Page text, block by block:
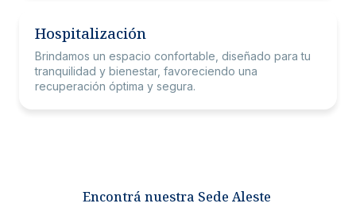
Hospitalización
Brindamos un espacio confortable, diseñado para tu
tranquilidad y bienestar, favoreciendo una
recuperación óptima y segura.
Encontrá nuestra Sede Aleste